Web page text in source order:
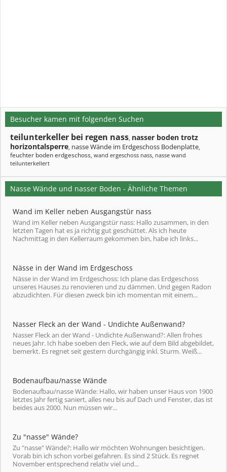
Besucher kamen mit folgenden Suchen
teilunterkeller bei regen nass, nasser boden trotz
horizontalsperre, nasse Wände im Erdgeschoss Bodenplatte,
feuchter boden erdgeschoss, wand ergeschoss nass, nasse wand
teilunterkellert
Nasse Wände und nasser Boden - Ähnliche Themen
Wand im Keller neben Ausgangstür nass
Wand im Keller neben Ausgangstür nass: Hallo zusammen, in den
letzten Tagen hat es ja richtig gut geschüttet. Als ich heute
Nachmittag in den Kellerraum gekommen bin, habe ich links...
Nässe in der Wand im Erdgeschoss
Nässe in der Wand im Erdgeschoss: Ich plane das Erdgeschoss
unseres Hauses zu renovieren und zu dämmen. Und gegen Radon
abzudichten. Für diesen zweck bin ich momentan mit einem...
Nasser Fleck an der Wand - Undichte Außenwand?
Nasser Fleck an der Wand - Undichte Außenwand?: Allen frohes
neues Jahr. Ich habe soeben den Fleck, wie auf dem Bild abgebildet,
bemerkt. Es regnet seit gestern durchgängig inkl. Sturm. Weiß...
Bodenaufbau/nasse Wände
Bodenaufbau/nasse Wände: Hallo, wir haben unser Haus von 1900
letztes Jahr fertig saniert, alles neu bis auf Dach und Fenster, das ist
beides aus 2000. Nun müssen wir...
Zu "nasse" Wände?
Zu "nasse" Wände?: Hallo wir möchten Wohnungen besichtigen.
Vorab bin ich schon vorbei gefahren. Es sind 2 Stück. Es regnet
November entsprechend relativ viel und...